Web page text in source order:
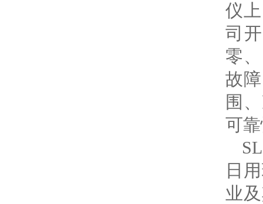
仪
司
零
故
围
可
日
业